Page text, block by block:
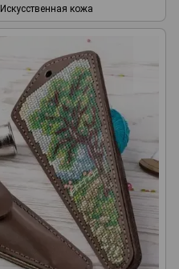
Искусственная кожа